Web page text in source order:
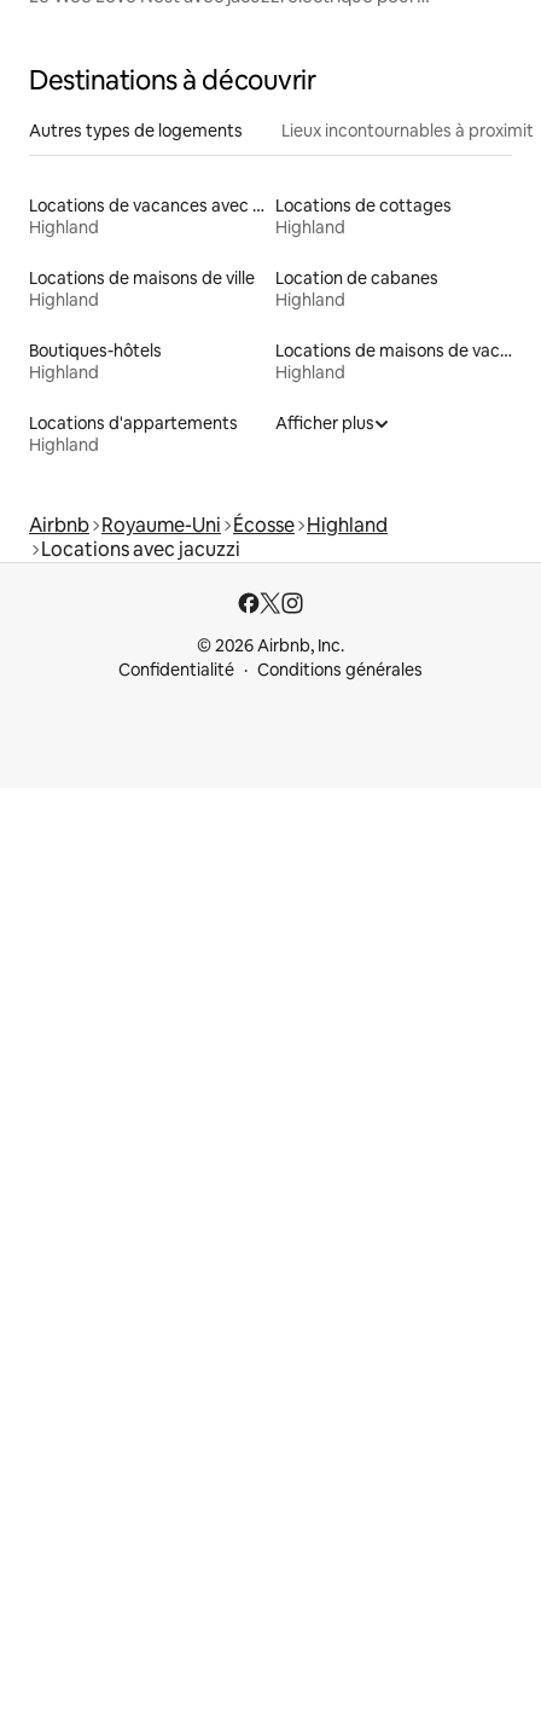
Destinations à découvrir
Autres types de logements Lieux incontournables à
Locations de vacances avec piscine
Highland
Locations de cottages
Highland
Locations de maisons de ville
Highland
Location de cabanes
Highland
Boutiques-hôtels
Highland
Locations de maisons de vacances
Highland
Locations d'appartements
Highland
Afficher plus
Airbnb Royaume-Uni Écosse Highland
Locations avec jacuzzi
© 2026 Airbnb, Inc.
Confidentialité
Conditions générales